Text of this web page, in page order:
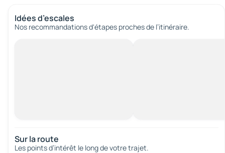
Idées d’escales
Nos recommandations d'étapes proches de l’itinéraire.
Sur la route
Les points d’intérêt le long de votre trajet.